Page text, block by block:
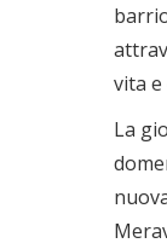
vita e
La